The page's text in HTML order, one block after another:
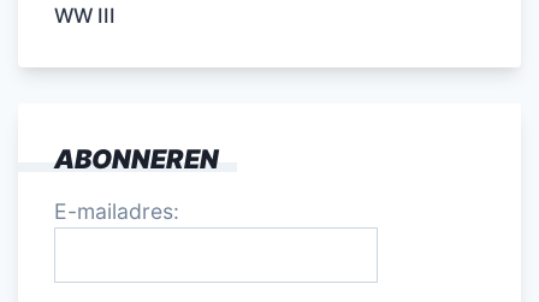
WW III
ABONNEREN
E-mailadres: